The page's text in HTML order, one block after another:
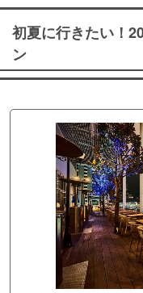
初夏に行きたい！
ン